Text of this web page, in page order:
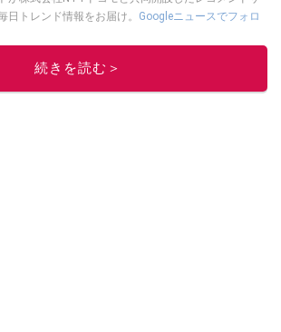
日トレンド情報をお届け。 Googleニュースでフォロ
このイチオシストの他の記事を読む
続きを読む＞